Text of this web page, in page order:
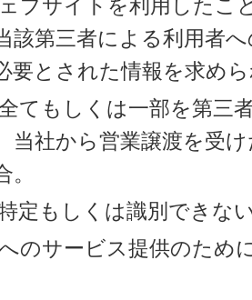
ブサイトを利用したこ
該第三者による利用者
要とされた情報を求め
てもしくは一部を第三
当社から営業譲渡を受
定もしくは識別できな
のサービス提供のため